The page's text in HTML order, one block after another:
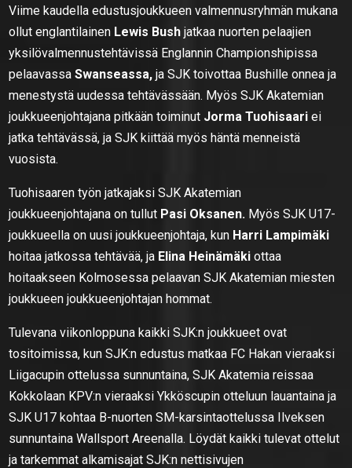
Viime kaudella edustusjoukkueen valmennusryhmän mukana
ollut englantilainen Lewis Bush jatkaa nuorten pelaajien
yksilövalmennustehtävissä Englannin Championshipissa
pelaavassaSwanseassa, ja SJK toivottaa Bushille onnea ja
menestystä uudessa tehtävässään. Myös SJK Akatemian
joukkueenjohtajana pitkään toiminut Jorma Tuohisaari ei
jatka tehtävässä, ja SJK kiittää myös häntä menneistä
vuosista.
Tuohisaaren työn jatkajaksi SJK Akatemian
joukkueenjohtajana on tullut Pasi Oksanen. Myös SJK U17-
joukkueella on uusi joukkueenjohtaja, kun Harri Lampimäki
hoitaa jatkossa tehtävää, ja Elina Heinämäki ottaa
hoitaakseen Kolmosessa pelaavan SJK Akatemian miesten
joukkueen joukkueenjohtajan hommat.
Tulevana viikonloppuna kaikki SJK:n joukkueet ovat
tositoimissa, kun SJK:n edustus matkaa FC Hakan vieraaksi
Liigacupin ottelussa sunnuntaina, SJK Akatemia reissaa
Kokkolaan KPV:n vieraaksi Ykköscupin otteluun lauantaina ja
SJK U17 kohtaa B-nuorten SM-karsintaottelussa Ilveksen
sunnuntaina Wallsport Areenalla. Löydät kaikki tulevat ottelut
ja tarkemmat alkamisajat SJK:n nettisivujen